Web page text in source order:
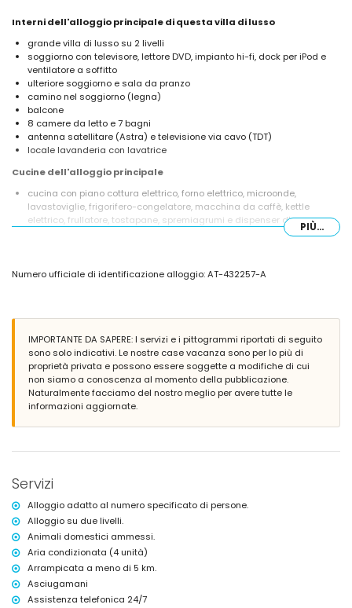
Interni dell'alloggio principale di questa villa di lusso
grande villa di lusso su 2 livelli
soggiorno con televisore, lettore DVD, impianto hi-fi, dock per iPod e
ventilatore a soffitto
ulteriore soggiorno e sala da pranzo
camino nel soggiorno (legna)
balcone
8 camere da letto e 7 bagni
antenna satellitare (Astra) e televisione via cavo (TDT)
locale lavanderia con lavatrice
Cucine dell'alloggio principale
cucina con piano cottura elettrico, forno elettrico, microonde,
lavastoviglie, frigorifero-congelatore, macchina da caffè, kettle
elettrico, frullatore, tostapane, spremiagrumi e dispenser d'acqua
(dimensioni 200 x 160 cm) e bagno privato
camera da letto con letto queen size (dimensioni 200 x 160 cm) e
camera da letto climatizzata con letto queen size (dimensioni 200 x
160 cm)
2 camere da letto, ciascuna con 2 letti singoli (dimensioni 200 x 90
cm) e ventilatore
bagno privato con doppio lavabo, doccia e WC
3 bagni privati, ciascuno con lavabo singolo, doccia e WC
2 bagni, ciascuno con lavabo singolo, combinazione vasca/doccia e
bagno con doppio lavabo, doccia e WC
cucina con piano cottura elettrico, forno elettrico, microonde,
lavastoviglie, frigorifero-congelatore, macchina da caffè, kettle
elettrico, frullatore, tostapane e spremiagrumi
camera da letto con letto queen size (dimensioni 200 x 160 cm) e
camera da letto con 4 letti singoli (dimensioni 200 x 90 cm)
bagno con lavabo singolo, doccia e WC
balcone
PIÙ...
Numero ufficiale di identificazione alloggio: AT-432257-A
IMPORTANTE DA SAPERE: I servizi e i pittogrammi riportati di seguito
sono solo indicativi. Le nostre case vacanza sono per lo più di
proprietà privata e possono essere soggette a modifiche di cui
non siamo a conoscenza al momento della pubblicazione.
Naturalmente facciamo del nostro meglio per avere tutte le
informazioni aggiornate.
Servizi
Alloggio adatto al numero specificato di persone.
Alloggio su due livelli.
Animali domestici ammessi.
Aria condizionata (4 unità)
Arrampicata a meno di 5 km.
Asciugamani
Assistenza telefonica 24/7